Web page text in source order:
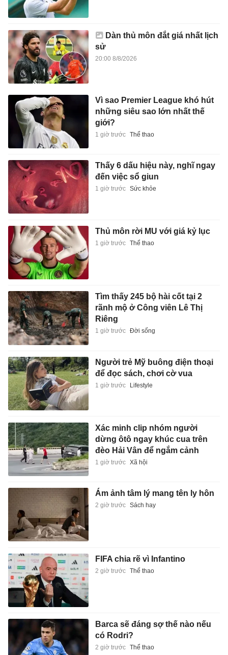
Dàn thủ môn đắt giá nhất lịch
sử
20:00 8/8/2026
Vì sao Premier League khó hút
những siêu sao lớn nhất thế
giới?
1 giờ trước Thể thao
Thấy 6 dấu hiệu này, nghĩ ngay
đến việc sổ giun
1 giờ trước Sức khỏe
Thủ môn rời MU với giá kỷ lục
1 giờ trước Thể thao
Tìm thấy 245 bộ hài cốt tại 2
rãnh mộ ở Công viên Lê Thị
Riêng
1 giờ trước Đời sống
Người trẻ Mỹ buông điện thoại
để đọc sách, chơi cờ vua
1 giờ trước Lifestyle
Xác minh clip nhóm người
dừng ôtô ngay khúc cua trên
đèo Hải Vân để ngắm cảnh
1 giờ trước Xã hội
Ám ảnh tâm lý mang tên ly hôn
2 giờ trước Sách hay
FIFA chia rẽ vì Infantino
2 giờ trước Thể thao
Barca sẽ đáng sợ thế nào nếu
có Rodri?
2 giờ trước Thể thao